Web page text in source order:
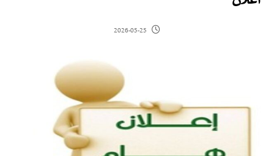
2026-05-25